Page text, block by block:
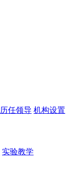
历任领导 机构设置
实验教学